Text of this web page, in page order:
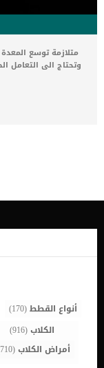
وتحتاج الى التعامل
الحالة ، تتضخم
محورها (الانفتال)
البطن _الخمول
قليلاً من عوامل
الصدر العريض. اقرا
كيف يقوم الطبيب
أنواع القطط(170)
الكلاب(916)
أمراض الكلاب(710)